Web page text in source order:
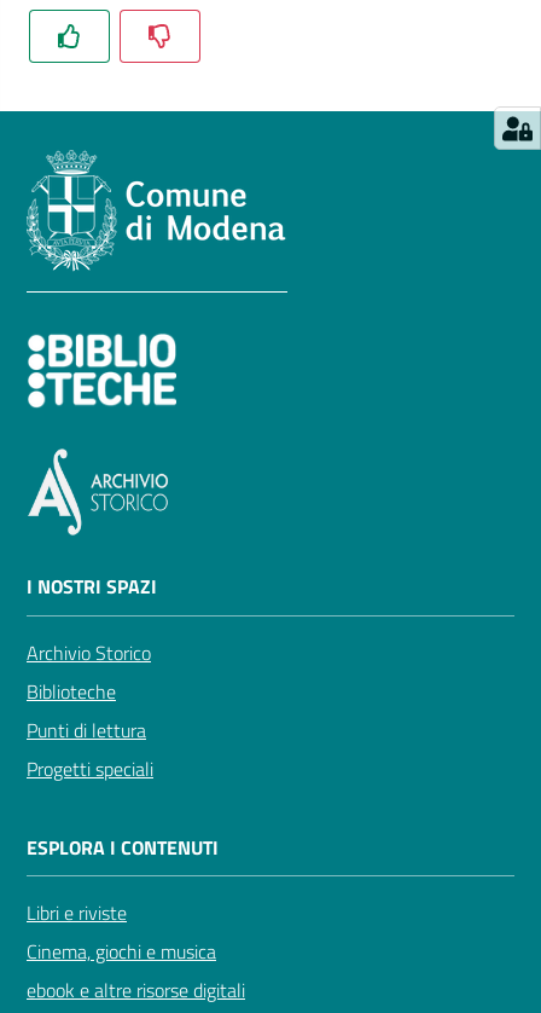
I NOSTRI SPAZI
Archivio Storico
Biblioteche
Punti di lettura
Progetti speciali
ESPLORA I CONTENUTI
Libri e riviste
Cinema, giochi e musica
ebook e altre risorse digitali